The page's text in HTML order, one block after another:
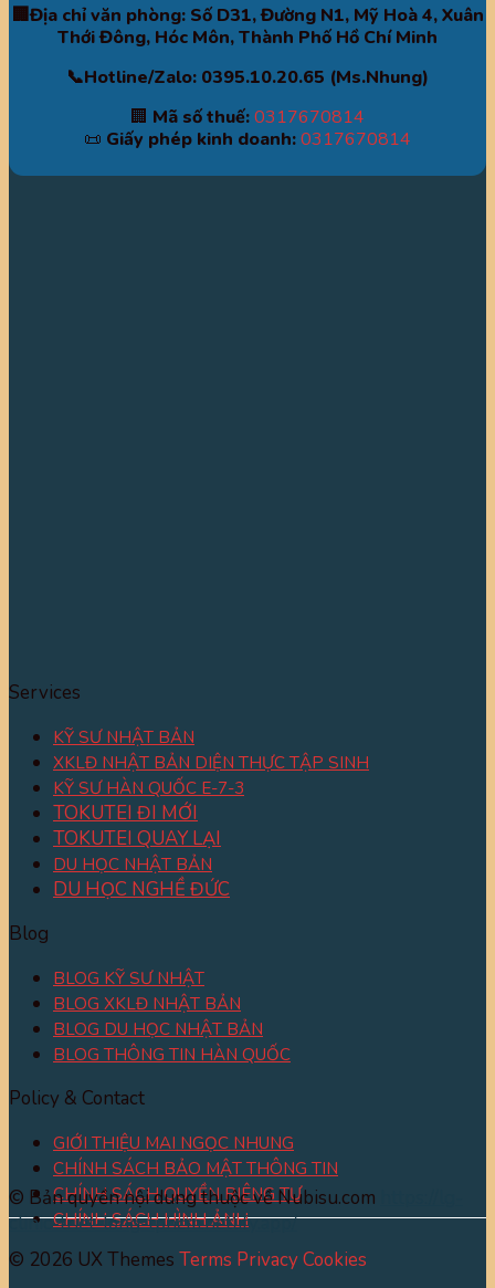
🏢Địa chỉ văn phòng: Số D31, Đường N1, Mỹ Hoà 4, Xuân
Thới Đông, Hóc Môn, Thành Phố Hồ Chí Minh
📞Hotline/Zalo: 0395.10.20.65 (Ms.Nhung)
🏢 Mã số thuế:0317670814
📜 Giấy phép kinh doanh:0317670814
Services
KỸ SƯ NHẬT BẢN
XKLĐ NHẬT BẢN DIỆN THỰC TẬP SINH
KỸ SƯ HÀN QUỐC E-7-3
TOKUTEI ĐI MỚI
TOKUTEI QUAY LẠI
DU HỌC NHẬT BẢN
DU HỌC NGHỀ ĐỨC
Blog
BLOG KỸ SƯ NHẬT
BLOG XKLĐ NHẬT BẢN
BLOG DU HỌC NHẬT BẢN
BLOG THÔNG TIN HÀN QUỐC
Policy & Contact
GIỚI THIỆU MAI NGỌC NHUNG
CHÍNH SÁCH BẢO MẬT THÔNG TIN
CHÍNH SÁCH QUYỀN RIÊNG TƯ
CHÍNH SÁCH HÌNH ẢNH
© Bản quyền nội dung thuộc về Nubisu.com
clinic-triet-long-tphcm.netlify.app/
© 2026 UX Themes Terms PrivacyCookies